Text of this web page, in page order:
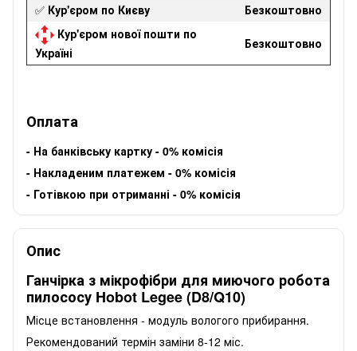
✅ Кур'єром по Києву
Безкоштовно
Кур'єром нової пошти по
Україні
Безкоштовно
Оплата
- На банківську картку - 0% комісія
- Накладеним платежем - 0% комісія
- Готівкою при отриманні - 0% комісія
Опис
Ганчірка з мікрофібри для миючого робота
пилососу Hobot Legee (D8/Q10)
Місце встановлення - модуль вологого прибирання.
Рекомендований термін заміни 8-12 міс.